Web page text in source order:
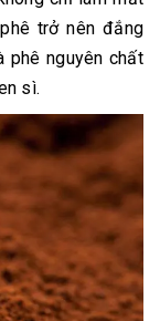
trở nên đắng
phê nguyên chất
sì.